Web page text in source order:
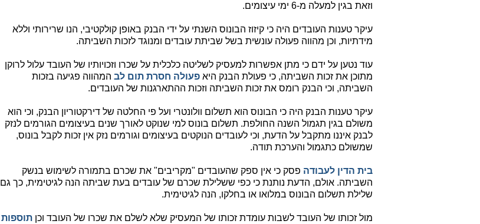
וזאת בגין למעלה מ-6 ימי עיצומים.
עיקר טענות העובדים היה כי קיזוז הבונוס השנתי על ידי הבנק באופן קולקטיבי, הנו שרירותי וללא
מידתיות, וכן מהווה פעולה עונשית בשל שביתת עובדים ומנוגד לזכות השביתה.
עוד נטען על ידם כי מתן אפשרות למעסיק לשליטה כלכלית על שכרו וזכויותיו של העובד עלול לרוקן
מתוכן את זכות השביתה, כי פעולת הבנק היא פעולה חסרת תום לב המהווה פגיעה בזכות
השביתה, וכי הבנק רומס את זכות השביתה וזכות ההתארגנות של העובדים.
עיקר טענות הבנק היה כי הבונוס הוא תשלום וולונטרי ועל פי החלטה של דירקטוריון הבנק, וכי הוא
משולם בגין תגמול השנה החולפת. תשלום בונוס למי שנוקט לאורך שנים בעיצומים הגורמים לנזק
לבנק איננו מתקבל על הדעת, וכי לעובדים הנוקטים בעיצומים וגורמים נזק אין זכות לקבל בונוס,
שמשולם כתגמול והערכת תודה.
בית הדין לעבודה פסק כי אין ספק שהעובדים "מקריבים" את שכרם בתמורה לשימוש בנשק
השביתה. אולם, הדעת נותנת כי כפי ששלילת שכרם של עובדים בעת שביתה הנה לגיטימית, כך גם
שלילת תשלום הבונוס במלואו או בחלקו, הנה לגיטימית.
מול זכותו של העובד לשבות עומדת זכותו של המעסיק שלא לשלם את שכרו של העובד וכן תוספות